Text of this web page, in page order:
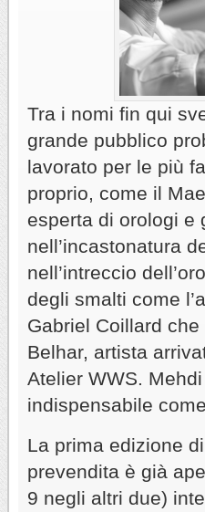
Tra i nomi fin qui
grande pubblico
lavorato per le più
proprio, come il
esperta di orologi e
nell’incastonatura
nell’intreccio
degli smalti come
Gabriel Coillard
Belhar, artista
Atelier WWS.
indispensabile
La prima edizione
prevendita è già
9 negli altri due)